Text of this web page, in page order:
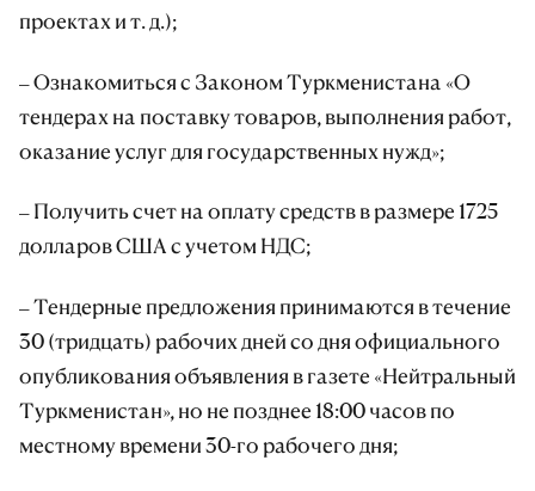
проектах и т. д.);
– Ознакомиться с Законом Туркменистана «О
тендерах на поставку товаров, выполнения работ,
оказание услуг для государственных нужд»;
– Получить счет на оплату средств в размере 1725
долларов США с учетом НДС;
– Тендерные предложения принимаются в течение
30 (тридцать) рабочих дней со дня официального
опубликования объявления в газете «Нейтральный
Туркменистан», но не позднее 18:00 часов по
местному времени 30-го рабочего дня;